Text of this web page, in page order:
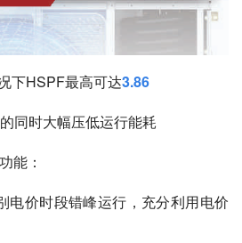
下HSPF最高可达3.86
同时大幅压低运行能耗
能：
电价时段错峰运行，充分利用电价